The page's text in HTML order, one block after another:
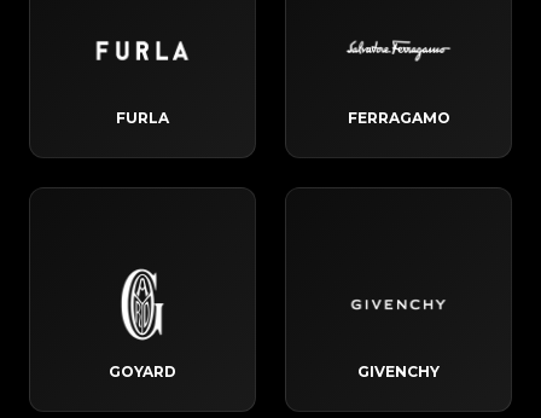
FERRAGAMO
FURLA
GIVENCHY
GOYARD